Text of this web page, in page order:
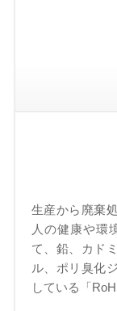
生産から廃棄
人の健康や環
て、鉛、カド
ル、ポリ臭化
している「